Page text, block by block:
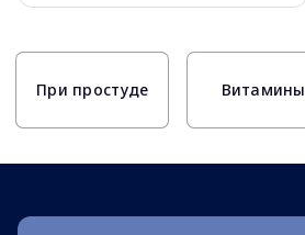
При простуде Витамины